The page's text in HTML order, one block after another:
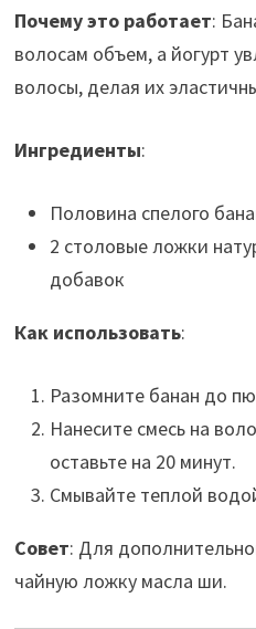
Почему это работает:
волосам объем, а йогурт
волосы, делая их
Ингредиенты:
Половина спелого
2 столовые ложки
добавок
Как использовать:
Разомните банан до
Нанесите смесь на
оставьте на 20 минут.
Смывайте теплой
Совет: Для
чайную ложку масла ши.